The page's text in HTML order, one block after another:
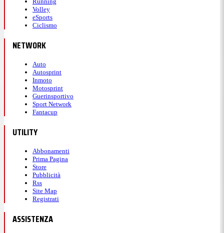
Volley
eSports
Ciclismo
NETWORK
Auto
Autosprint
Inmoto
Motosprint
Guerinsportivo
Sport Network
Fantacup
UTILITY
Abbonamenti
Prima Pagina
Store
Pubblicità
Rss
Site Map
Registrati
ASSISTENZA